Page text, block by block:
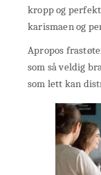
kropp og
karismaen og
Apropos
som så veldig
som lett kan